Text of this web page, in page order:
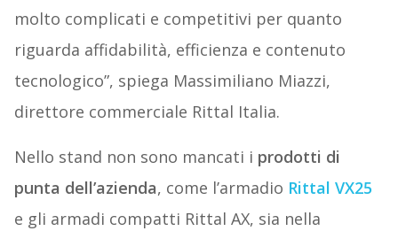
molto complicati e competitivi per quanto
riguarda affidabilità, efficienza e contenuto
tecnologico”, spiega Massimiliano Miazzi,
direttore commerciale Rittal Italia.
Nello stand non sono mancati i prodotti di
punta dell’azienda, come l’armadio Rittal VX25
e gli armadi compatti Rittal AX, sia nella